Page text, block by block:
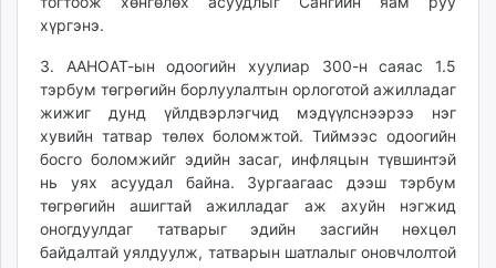
хүргэнэ.
3. ААНОАТ-ын одоогийн хуулиар 300-н саяас 1.5
тэрбум төгрөгийн борлуулалтын орлоготой ажилладаг
жижиг дунд үйлдвэрлэгчид мэдүүлснээрээ нэг
хувийн татвар төлөх боломжтой. Тиймээс одоогийн
босго боломжийг эдийн засаг, инфляцын түвшинтэй
нь уях асуудал байна. Зургаагаас дээш тэрбум
төгрөгийн ашигтай ажилладаг аж ахуйн нэгжид
оногдуулдаг татварыг эдийн засгийн нөхцөл
байдалтай уялдуулж, татварын шатлалыг оновчлолтой